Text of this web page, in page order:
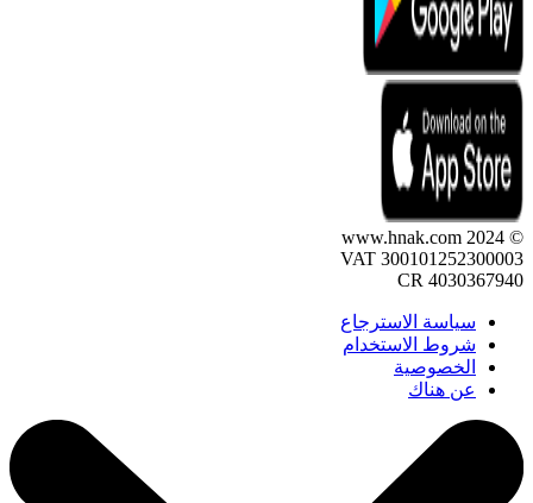
© 2024 www.hnak.com
VAT 300101252300003
CR 4030367940
سياسة الاسترجاع
شروط الاستخدام
الخصوصية
عن هناك